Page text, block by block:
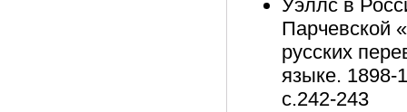
Уэллс в
Парчевской
русских
языке.
с.242-243